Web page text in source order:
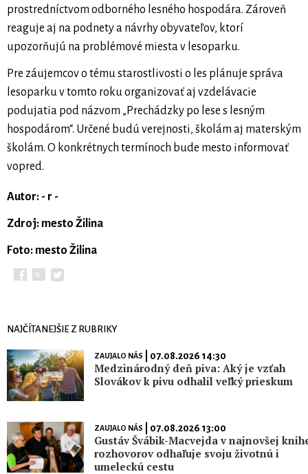
prostredníctvom odborného lesného hospodára. Zároveň
reaguje aj na podnety a návrhy obyvateľov, ktorí
upozorňujú na problémové miesta v lesoparku.
Pre záujemcov o tému starostlivosti o les plánuje správa
lesoparku v tomto roku organizovať aj vzdelávacie
podujatia pod názvom „Prechádzky po lese s lesným
hospodárom“. Určené budú verejnosti, školám aj materským
školám. O konkrétnych termínoch bude mesto informovať
vopred.
Autor: - r -
Zdroj: mesto Žilina
Foto: mesto Žilina
NAJČÍTANEJŠIE Z RUBRIKY
ZAUJALO NÁS | 07.08.2026 14:30
Medzinárodný deň piva: Aký je vzťah
Slovákov k pivu odhalil veľký prieskum
ZAUJALO NÁS | 07.08.2026 13:00
Gustáv Švábik-Macvejda v najnovšej
rozhovorov odhaľuje svoju životnú i
umeleckú cestu